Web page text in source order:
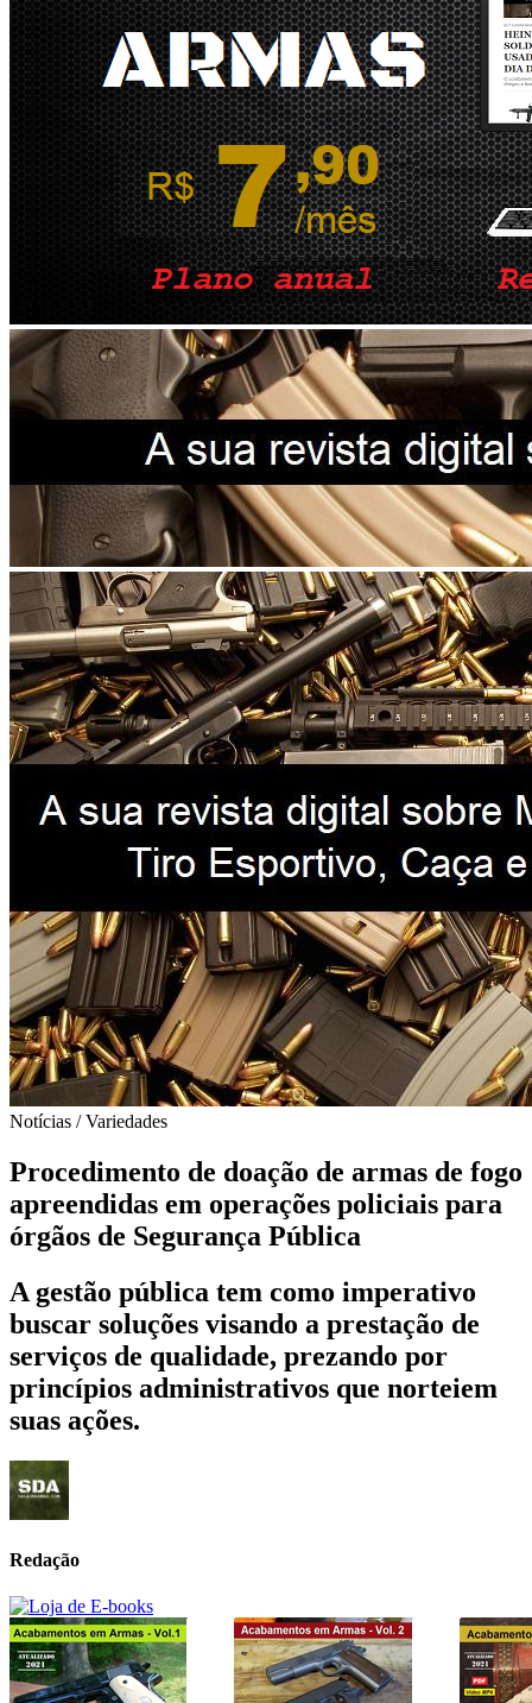
Notícias / Variedades
Procedimento de doação de armas de fogo
apreendidas em operações policiais para
órgãos de Segurança Pública
A gestão pública tem como imperativo
buscar soluções visando a prestação de
serviços de qualidade, prezando por
princípios administrativos que norteiem
suas ações.
Redação